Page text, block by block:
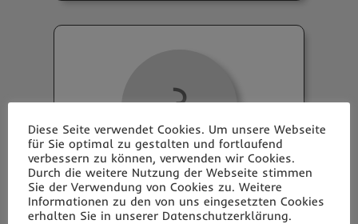
?
Hausservice
Diese Seite verwendet Cookies. Um unsere Webseite
für Sie optimal zu gestalten und fortlaufend
verbessern zu können, verwenden wir Cookies.
Durch die weitere Nutzung der Webseite stimmen
Sie der Verwendung von Cookies zu. Weitere
Informationen zu den von uns eingesetzten Cookies
erhalten Sie in unserer Datenschutzerklärung.